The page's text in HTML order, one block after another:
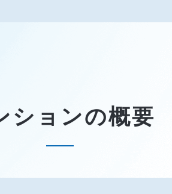
ションの概要